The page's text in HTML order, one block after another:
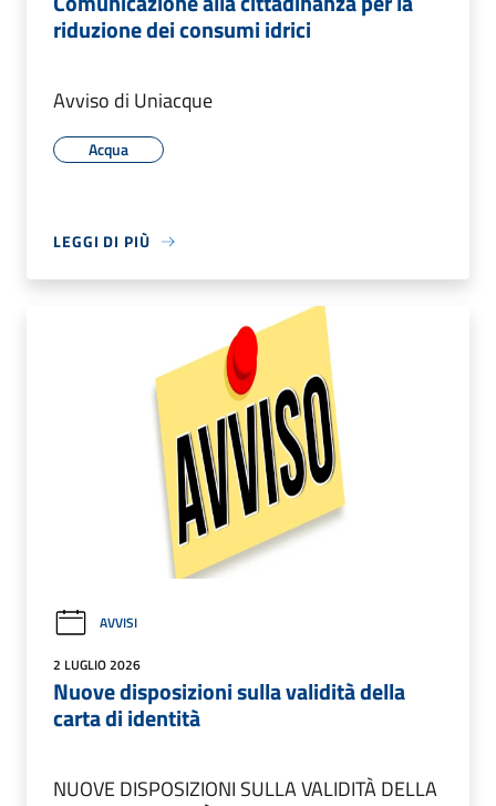
riduzione dei consumi idrici
Avviso di Uniacque
Acqua
LEGGI DI PIÙ
AVVISI
2 LUGLIO 2026
Nuove disposizioni sulla validità della
carta di identità
NUOVE DISPOSIZIONI SULLA VALIDITÀ DELLA